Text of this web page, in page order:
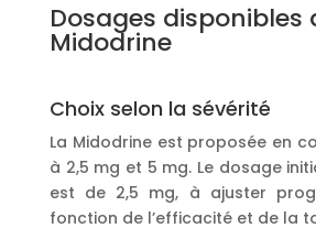
Dosages disponibles
Midodrine
Choix selon la sévérité
La Midodrine est proposée en
à 2,5 mg et 5 mg. Le dosage
est de 2,5 mg, à ajuster
fonction de l’efficacité et de la